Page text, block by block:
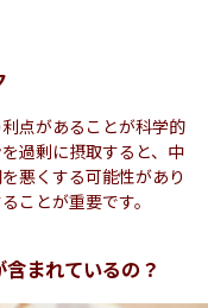
点があることが科学的
過剰に摂取すると、中
悪くする可能性があり
ことが重要です。
まれているの？